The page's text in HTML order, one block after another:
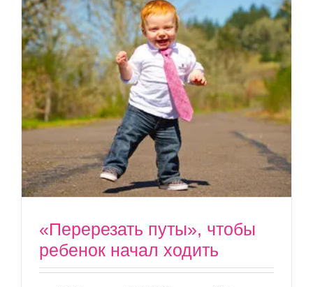
«Перерезать путы», чтобы
ребенок начал ходить